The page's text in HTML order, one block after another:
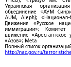
Украинская
объединение «АУМ
AUM, Aleph); «Национал-
Движения «Русское
иммиграции»; Комитет
движение «Арестантское
«Азов»; Meta
Полный список
http://nac.gov.ru/